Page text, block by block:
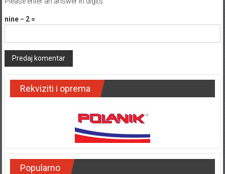
nine − 2 =
Rekviziti i oprema
Popularno